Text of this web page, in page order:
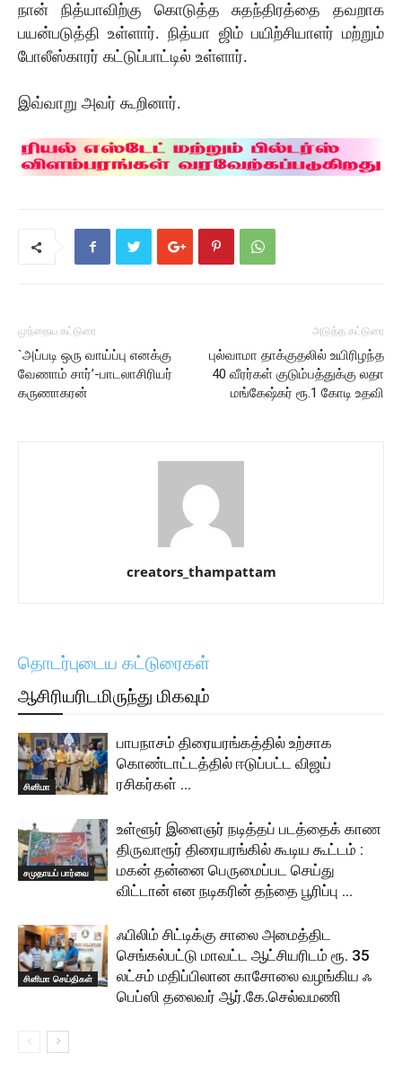
நான் நித்யாவிற்கு கொடுத்த சுதந்திரத்தை தவறாக
பயன்படுத்தி உள்ளார். நித்யா ஜிம் பயிற்சியாளர் மற்றும்
போலீஸ்காரர் கட்டுப்பாட்டில் உள்ளார்.
இவ்வாறு அவர் கூறினார்.
முந்தைய கட்டுரை
`அப்படி ஒரு வாய்ப்பு எனக்கு
வேணாம் சார்’-பாடலாசிரியர்
கருணாகரன்
அடுத்த கட்டுரை
புல்வாமா தாக்குதலில் உயிரிழந்த
40 வீரர்கள் குடும்பத்துக்கு லதா
மங்கேஷ்கர் ரூ.1 கோடி உதவி
creators_thampattam
தொடர்புடைய கட்டுரைகள்
ஆசிரியரிடமிருந்து மிகவும்
சினிமா
பாபநாசம் திரையரங்கத்தில் உற்சாக
கொண்டாட்டத்தில் ஈடுப்பட்ட விஜய்
ரசிகர்கள் …
சமுதாயப் பார்வை
உள்ளூர் இளைஞர் நடித்தப் படத்தைக் காண
திருவாரூர் திரையரங்கில் கூடிய கூட்டம் :
மகன் தன்னை பெருமைப்பட செய்து
விட்டான் என நடிகரின் தந்தை பூரிப்பு …
சினிமா செய்திகள்
ஃபிலிம் சிட்டிக்கு சாலை அமைத்திட
செங்கல்பட்டு மாவட்ட ஆட்சியரிடம் ரூ. 35
லட்சம் மதிப்பிலான காசோலை வழங்கிய ஃ
பெப்ஸி தலைவர் ஆர்.கே.செல்வமணி